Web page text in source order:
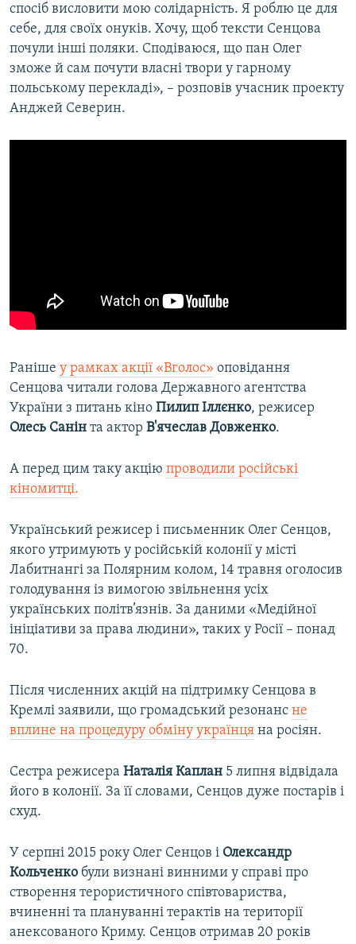
спосіб висловити мою солідарність. Я роблю це для
себе, для своїх онуків. Хочу, щоб тексти Сенцова
почули інші поляки. Сподіваюся, що пан Олег
зможе й сам почути власні твори у гарному
польському перекладі», – розповів учасник проекту
Анджей Северин.
Раніше у рамках акції «Вголос» оповідання
Сенцова читали голова Державного агентства
України з питань кіно Пилип Іллєнко, режисер
Олесь Санін та актор В'ячеслав Довженко.
А перед цим таку акцію проводили російські
кіномитці.
Український режисер і письменник Олег Сенцов,
якого утримують у російській колонії у місті
Лабитнангі за Полярним колом, 14 травня оголосив
голодування із вимогою звільнення усіх
українських політв’язнів. За даними «Медійної
ініціативи за права людини», таких у Росії – понад
70.
Після численних акцій на підтримку Сенцова в
Кремлі заявили, що громадський резонанс не
вплине на процедуру обміну українця на росіян.
Сестра режисера Наталія Каплан 5 липня відвідала
його в колонії. За її словами, Сенцов дуже постарів і
схуд.
У серпні 2015 року Олег Сенцов і Олександр
Кольченко були визнані винними у справі про
створення терористичного співтовариства,
вчиненні та плануванні терактів на території
анексованого Криму. Сенцов отримав 20 років